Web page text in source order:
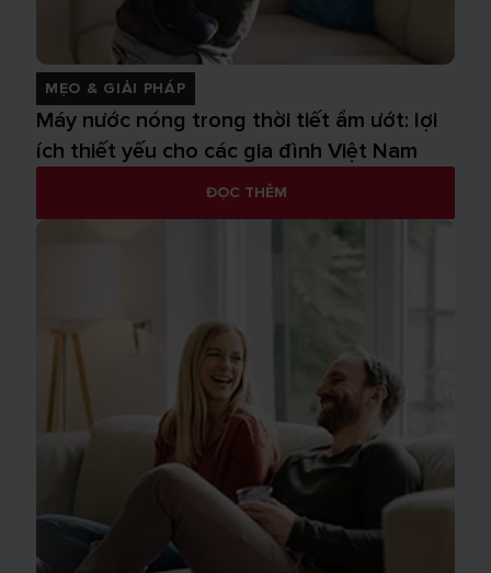
MẸO & GIẢI PHÁP
Máy nước nóng trong thời tiết ẩm ướt: lợi
ích thiết yếu cho các gia đình Việt Nam
ĐỌC THÊM